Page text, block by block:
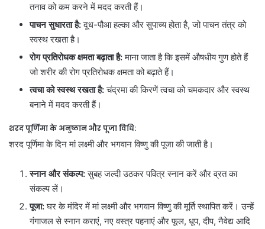
तनाव को कम करने में मदद करती हैं।
पाचन सुधारता है:दूध-पौआ हल्का और सुपाच्य होता है, जो पाचन तंत्र को
स्वस्थ रखता है।
रोग प्रतिरोधक क्षमता बढ़ाता है:माना जाता है कि इसमें औषधीय गुण होते हैं
जो शरीर की रोग प्रतिरोधक क्षमता को बढ़ाते हैं।
त्वचा को स्वस्थ रखता है:चंद्रमा की किरणें त्वचा को चमकदार और स्वस्थ
बनाने में मदद करती हैं।
शरद पूर्णिमा के अनुष्ठान और पूजा विधि:
शरद पूर्णिमा के दिन मां लक्ष्मी और भगवान विष्णु की पूजा की जाती है।
स्नान और संकल्प:सुबह जल्दी उठकर पवित्र स्नान करें और व्रत का
संकल्प लें।
पूजा:घर के मंदिर में मां लक्ष्मी और भगवान विष्णु की मूर्ति स्थापित करें। उन्हें
गंगाजल से स्नान कराएं, नए वस्त्र पहनाएं और फूल, धूप, दीप, नैवेद्य आदि